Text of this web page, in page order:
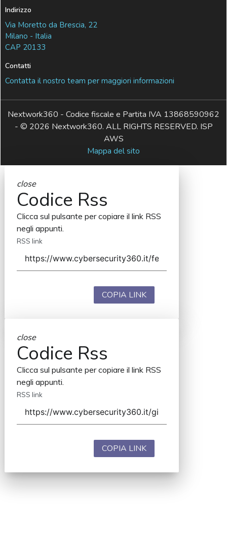
Indirizzo
Via Moretto da Brescia, 22
Milano - Italia
CAP 20133
Contatti
Contatta il nostro team per maggiori informazioni
Nextwork360 - Codice fiscale e Partita IVA 13868590962
- © 2026 Nextwork360. ALL RIGHTS RESERVED. ISP
AWS
Mappa del sito
close
Codice Rss
Clicca sul pulsante per copiare il link RSS
negli appunti.
RSS link
COPIA LINK
close
Codice Rss
Clicca sul pulsante per copiare il link RSS
negli appunti.
RSS link
COPIA LINK